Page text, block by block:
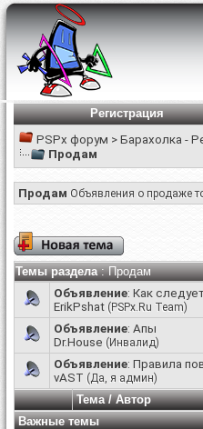
Регистрация
PSPx форум > Барахолка -
Продам
Продам Объявления о продаже
Темы раздела: Продам
Объявление: Как
ErikPshat (PSPx.Ru Team)
Объявление: Апы
Dr.House (Инвалид)
Объявление: Правила
vAST (Да, я админ)
Тема/Автор
Важные темы